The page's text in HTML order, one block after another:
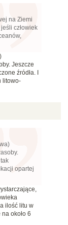
na Ziemi
człowiek
Jeszcze
źródła. I
litowo-
opartej
ilość litu w
około 6